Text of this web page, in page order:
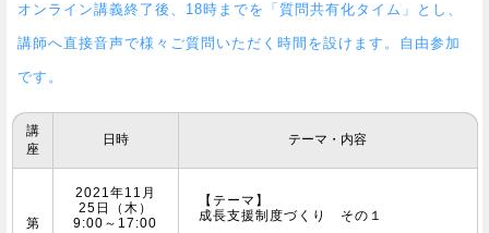
オンライン講義終了後、18時までを「質問共有化タイム」とし、
講師へ直接音声で様々ご質問いただく時間を設けます。自由参加
です。
講
座
日時 テーマ・内容
第
2021年11月
25日（木）
9:00～17:00
【テーマ】
成長支援制度づくり その１